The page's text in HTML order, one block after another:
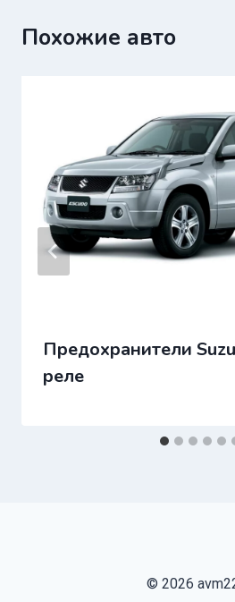
Похожие авто
Предохранители
реле
© 2026